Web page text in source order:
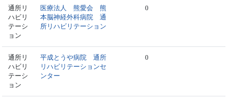
通所リ
ハビリ
テーシ
ョン
医療法人 熊愛会 熊
本脳神経外科病院 通
所リハビリテーション
0
通所リ
ハビリ
テーシ
ョン
平成とうや病院 通所
リハビリテーションセ
ンター
0